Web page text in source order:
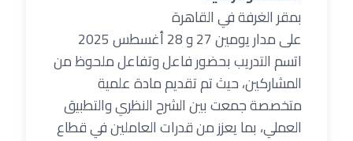
بمقر الغرفة في القاهرة
على مدار يومين 27 و 28 أغسطس 2025
اتسم التدريب بحضور فاعل وتفاعل ملحوظ من
المشاركين، حيث تم تقديم مادة علمية
متخصصة جمعت بين الشرح النظري والتطبيق
العملي، بما يعزز من قدرات العاملين في قطاع